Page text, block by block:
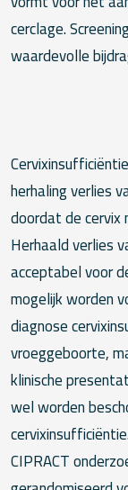
cerclage.
waardevolle
herhaling verlies
doordat de
Herhaald verlies
acceptabel voor
mogelijk worden
diagnose
vroeggeboorte,
klinische
wel worden
CIPRACT